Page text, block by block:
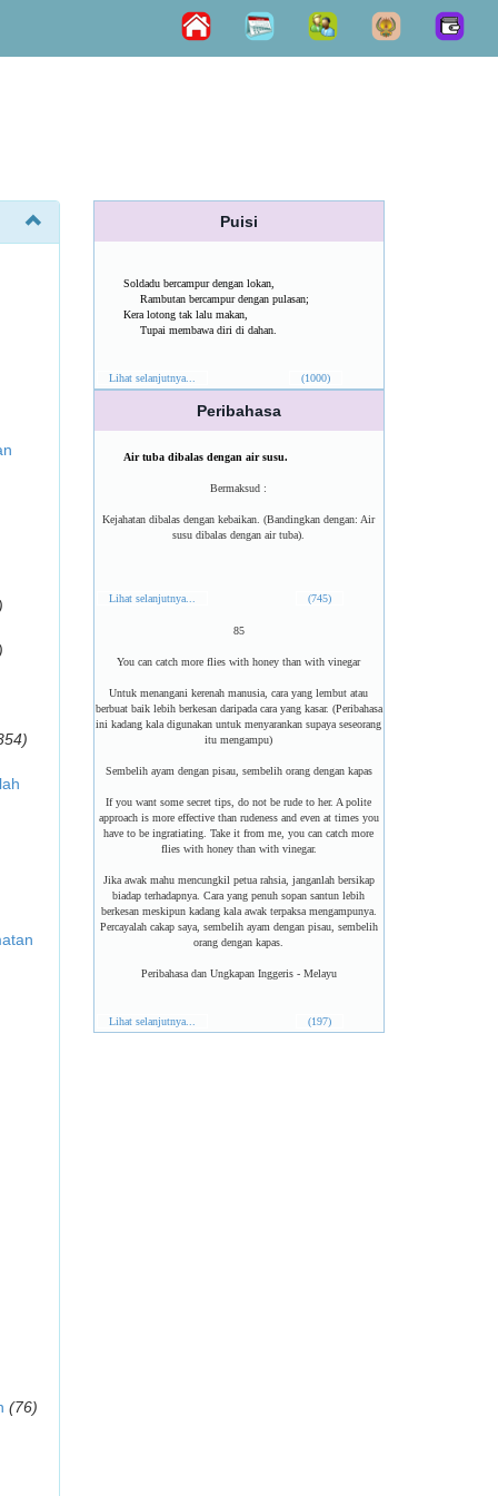
(76)
Puisi
Soldadu bercampur dengan lokan,
Rambutan bercampur dengan pulasan;
Kera lotong tak lalu makan,
Tupai membawa diri di dahan.
Lihat selanjutnya... (1000)
Peribahasa
Air tuba dibalas dengan air susu.
Bermaksud :
Kejahatan dibalas dengan kebaikan. (Bandingkan dengan: Air
susu dibalas dengan air tuba).
Lihat selanjutnya... (745)
85
You can catch more flies with honey than with vinegar
Untuk menangani kerenah manusia, cara yang lembut atau
berbuat baik lebih berkesan daripada cara yang kasar. (Peribahasa
ini kadang kala digunakan untuk menyarankan supaya seseorang
itu mengampu)
Sembelih ayam dengan pisau, sembelih orang dengan kapas
If you want some secret tips, do not be rude to her. A polite
approach is more effective than rudeness and even at times you
have to be ingratiating. Take it from me, you can catch more
flies with honey than with vinegar.
Jika awak mahu mencungkil petua rahsia, janganlah bersikap
biadap terhadapnya. Cara yang penuh sopan santun lebih
berkesan meskipun kadang kala awak terpaksa mengampunya.
Percayalah cakap saya, sembelih ayam dengan pisau, sembelih
orang dengan kapas.
Peribahasa dan Ungkapan Inggeris - Melayu
Lihat selanjutnya... (197)